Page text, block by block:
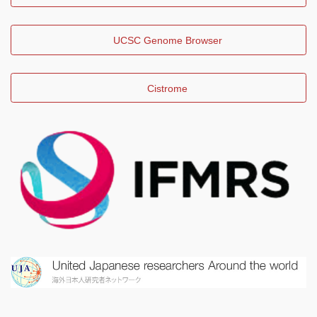
UCSC Genome Browser
Cistrome